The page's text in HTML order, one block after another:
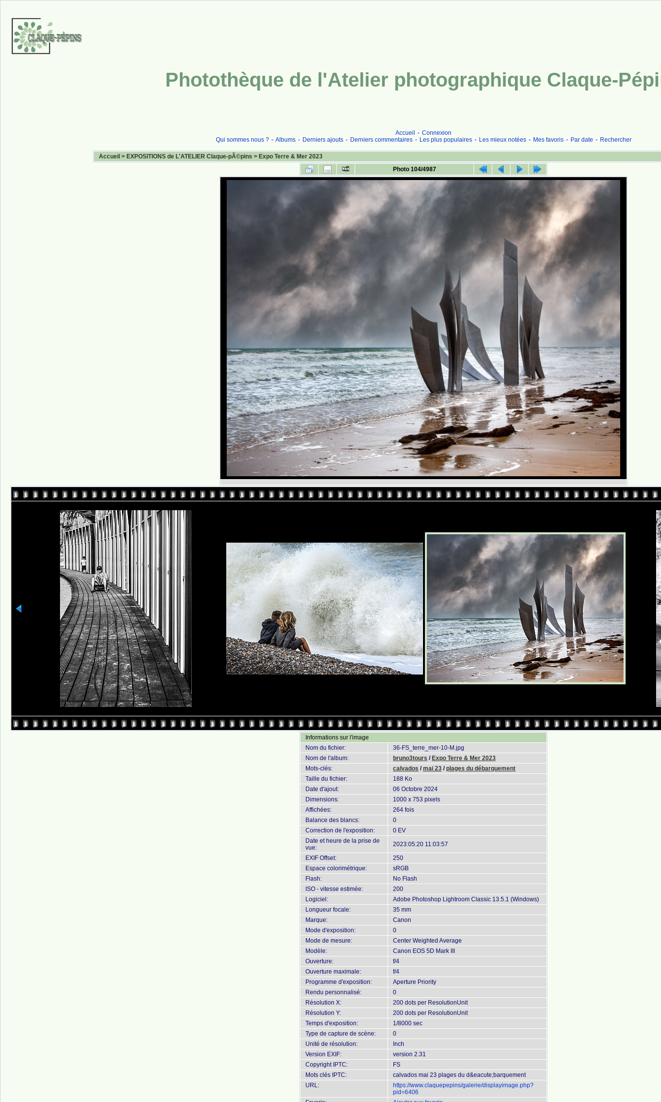
Photothèque de l'Atelier photographique Claque-
Accueil
Connexion
Qui sommes nous ?
Albums Derniers ajouts Derniers commentaires Les plus populaires Les mieux notées Mes favoris Par date Rechercher
Accueil > EXPOSITIONS de L'ATELIER Claque-pÃ©pins > Expo Terre & Mer 2023
Photo 104/4987
Informations sur l'image
Nom du fichier:
36-FS_terre_mer-10-M.jpg
Nom de l'album:
bruno3tours / Expo Terre & Mer 2023
Mots-clés:
calvados /mai 23 /plages du débarquement
Taille du fichier:
188 Ko
Date d'ajout:
06 Octobre 2024
Dimensions:
1000 x 753 pixels
Affichées:
264 fois
Balance des blancs:
0
Correction de l'exposition:
0 EV
Date et heure de la prise de
vue:
2023:05:20 11:03:57
EXIF Offset:
250
Espace colorimétrique:
sRGB
Flash:
No Flash
ISO - vitesse estimée:
200
Logiciel:
Adobe Photoshop Lightroom Classic 13.5.1 (Windows)
Longueur focale:
35 mm
Marque:
Canon
Mode d'exposition:
0
Mode de mesure:
Center Weighted Average
Modèle:
Canon EOS 5D Mark III
Ouverture:
f/4
Ouverture maximale:
f/4
Programme d'exposition:
Aperture Priority
Rendu personnalisé:
0
Résolution X:
200 dots per ResolutionUnit
Résolution Y:
200 dots per ResolutionUnit
Temps d'exposition:
1/8000 sec
Type de capture de scène:
0
Unité de résolution:
Inch
Version EXIF:
version 2.31
Copyright IPTC:
FS
Mots clés IPTC:
calvados mai 23 plages du d&eacute;barquement
URL:
https://www.claquepepins/galerie/displayimage.php?
pid=6406